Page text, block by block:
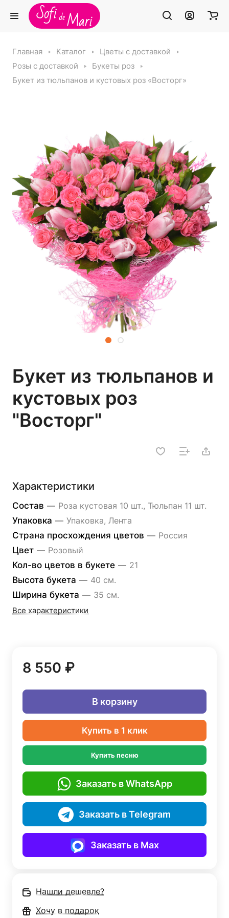
Главная Каталог
Цветы с доставкой
Розы с доставкой
Букеты роз
Букет из тюльпанов и кустовых роз «Восторг»
Букет из тюльпанов и
кустовых роз
"Восторг"
Характеристики
Состав — Роза кустовая 10 шт., Тюльпан 11 шт.
Упаковка — Упаковка, Лента
Страна просхождения цветов — Россия
Цвет — Розовый
Кол-во цветов в букете — 21
Высота букета — 40 см.
Ширина букета — 35 см.
Все характеристики
8 550 ₽
В корзину
Купить в 1 клик
Купить песню
Заказать в WhatsApp
Заказать в Telegram
Заказать в Max
Нашли дешевле?
Хочу в подарок